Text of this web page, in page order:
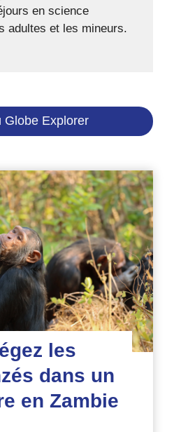
en science
adultes et les mineurs.
Globe Explorer
les
dans un
en Zambie